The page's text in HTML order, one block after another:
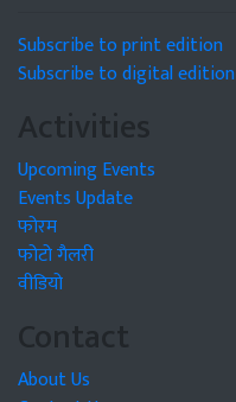
Subscribe to print edition
Subscribe to digital edition
Activities
Upcoming Events
Events Update
फोरम
फोटो गैलरी
वीडियो
Contact
About Us